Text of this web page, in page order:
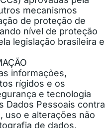
mecanismos
de proteção de
nível de proteção
legislação brasileira e
informações,
rígidos e os
e tecnologia
Dados Pessoais contra
uso e alterações não
de dados,